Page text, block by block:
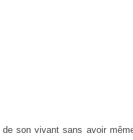
son vivant sans avoir